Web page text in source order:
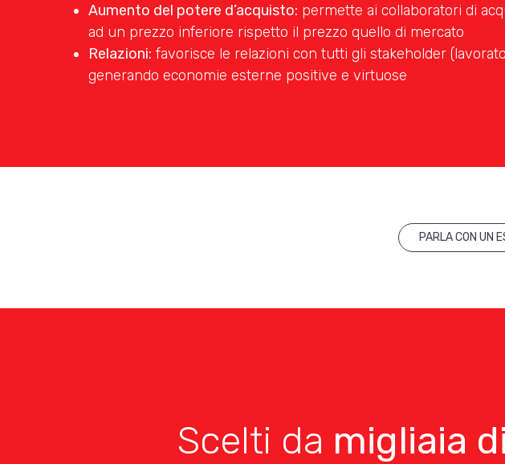
Aumento del potere d’acquisto: permette ai collaboratori di
ad un prezzo inferiore rispetto il prezzo quello di mercato
Relazioni: favorisce le relazioni con tutti gli stakeholder
generando economie esterne positive e virtuose
PARLA CON UN
Scelti da migliaia